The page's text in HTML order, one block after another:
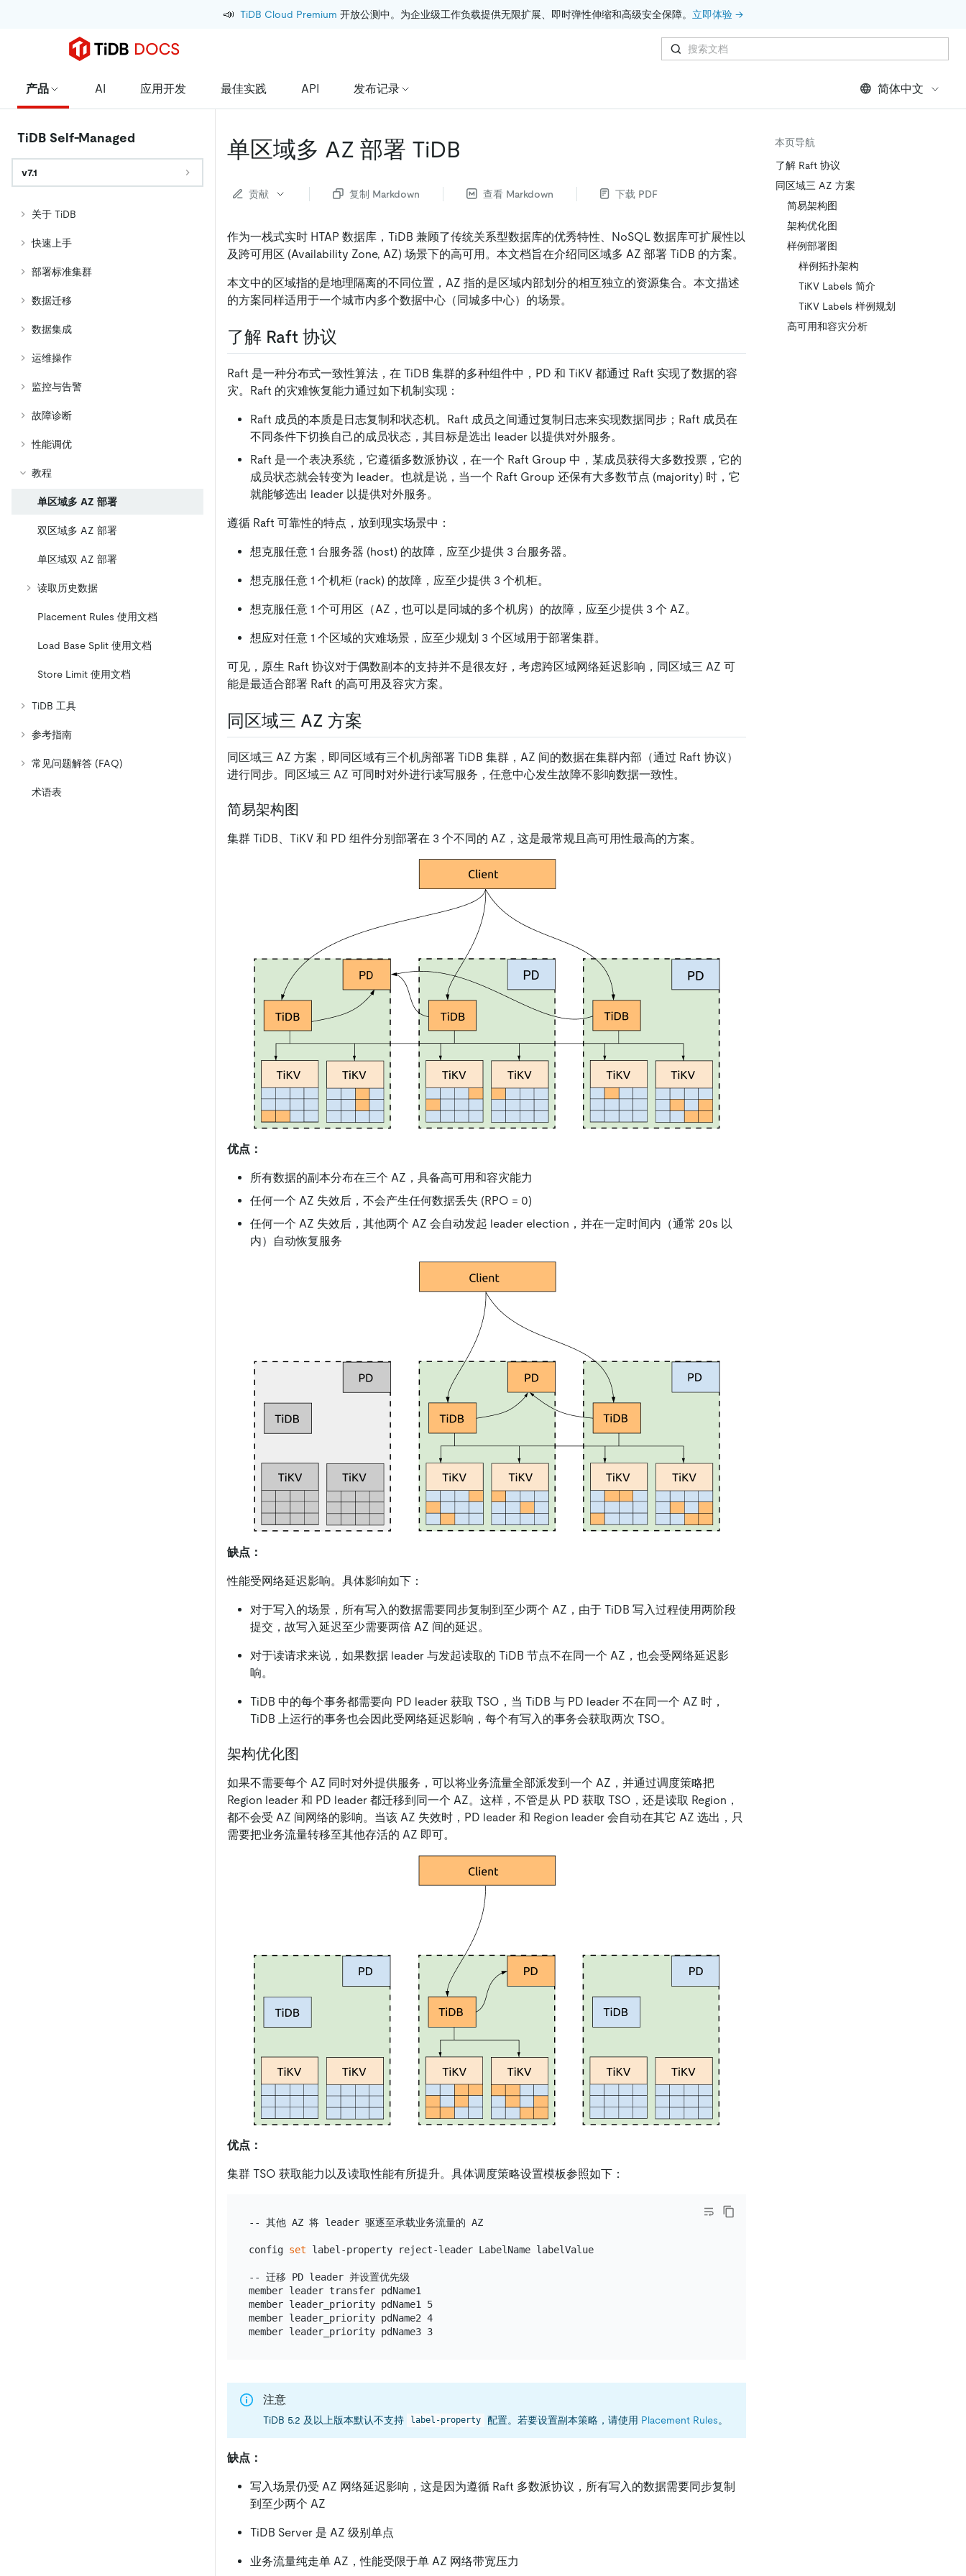
📣 TiDB Cloud Premium 开放公测中。为企业级工作负载提供无限扩展、即时弹性伸缩和高级安全保障。 立即体验 →
产品 AI 应用开发 最佳实践 API 发布记录 简体中文
TiDB Self-Managed
v7.1
关于 TiDB
快速上手
部署标准集群
数据迁移
数据集成
运维操作
监控与告警
故障诊断
性能调优
教程
单区域多 AZ 部署
双区域多 AZ 部署
单区域双 AZ 部署
读取历史数据
Placement Rules 使用文档
Load Base Split 使用文档
Store Limit 使用文档
TiDB 工具
参考指南
常见问题解答 (FAQ)
术语表
单区域多 AZ 部署 TiDB
贡献 复制 Markdown 查看 Markdown 下载 PDF
作为一栈式实时 HTAP 数据库，TiDB 兼顾了传统关系型数据库的优秀特性、NoSQL 数据库可扩展性以
及跨可用区 (Availability Zone, AZ) 场景下的高可用。本文档旨在介绍同区域多 AZ 部署 TiDB 的方案。
本文中的区域指的是地理隔离的不同位置，AZ 指的是区域内部划分的相互独立的资源集合。本文描述
的方案同样适用于一个城市内多个数据中心（同城多中心）的场景。
了解 Raft 协议
Raft 是一种分布式一致性算法，在 TiDB 集群的多种组件中，PD 和 TiKV 都通过 Raft 实现了数据的容
灾。Raft 的灾难恢复能力通过如下机制实现：
Raft 成员的本质是日志复制和状态机。Raft 成员之间通过复制日志来实现数据同步；Raft 成员在
不同条件下切换自己的成员状态，其目标是选出 leader 以提供对外服务。
Raft 是一个表决系统，它遵循多数派协议，在一个 Raft Group 中，某成员获得大多数投票，它的
成员状态就会转变为 leader。也就是说，当一个 Raft Group 还保有大多数节点 (majority) 时，它
就能够选出 leader 以提供对外服务。
遵循 Raft 可靠性的特点，放到现实场景中：
想克服任意 1 台服务器 (host) 的故障，应至少提供 3 台服务器。
想克服任意 1 个机柜 (rack) 的故障，应至少提供 3 个机柜。
想克服任意 1 个可用区（AZ，也可以是同城的多个机房）的故障，应至少提供 3 个 AZ。
想应对任意 1 个区域的灾难场景，应至少规划 3 个区域用于部署集群。
可见，原生 Raft 协议对于偶数副本的支持并不是很友好，考虑跨区域网络延迟影响，同区域三 AZ 可
能是最适合部署 Raft 的高可用及容灾方案。
同区域三 AZ 方案
同区域三 AZ 方案，即同区域有三个机房部署 TiDB 集群，AZ 间的数据在集群内部（通过 Raft 协议）
进行同步。同区域三 AZ 可同时对外进行读写服务，任意中心发生故障不影响数据一致性。
简易架构图
集群 TiDB、TiKV 和 PD 组件分别部署在 3 个不同的 AZ，这是最常规且高可用性最高的方案。
优点：
所有数据的副本分布在三个 AZ，具备高可用和容灾能力
任何一个 AZ 失效后，不会产生任何数据丢失 (RPO = 0)
任何一个 AZ 失效后，其他两个 AZ 会自动发起 leader election，并在一定时间内（通常 20s 以
内）自动恢复服务
缺点：
性能受网络延迟影响。具体影响如下：
对于写入的场景，所有写入的数据需要同步复制到至少两个 AZ，由于 TiDB 写入过程使用两阶段
提交，故写入延迟至少需要两倍 AZ 间的延迟。
对于读请求来说，如果数据 leader 与发起读取的 TiDB 节点不在同一个 AZ，也会受网络延迟影
响。
TiDB 中的每个事务都需要向 PD leader 获取 TSO，当 TiDB 与 PD leader 不在同一个 AZ 时，
TiDB 上运行的事务也会因此受网络延迟影响，每个有写入的事务会获取两次 TSO。
架构优化图
如果不需要每个 AZ 同时对外提供服务，可以将业务流量全部派发到一个 AZ，并通过调度策略把
Region leader 和 PD leader 都迁移到同一个 AZ。这样，不管是从 PD 获取 TSO，还是读取 Region，
都不会受 AZ 间网络的影响。当该 AZ 失效时，PD leader 和 Region leader 会自动在其它 AZ 选出，只
需要把业务流量转移至其他存活的 AZ 即可。
优点：
集群 TSO 获取能力以及读取性能有所提升。具体调度策略设置模板参照如下：
-- 其他 AZ 将 leader 驱逐至承载业务流量的 AZ
config set label-property reject-leader LabelName labelValue
-- 迁移 PD leader 并设置优先级
member leader transfer pdName1
member leader_priority pdName1 5
member leader_priority pdName2 4
member leader_priority pdName3 3
注意
TiDB 5.2 及以上版本默认不支持 label-property 配置。若要设置副本策略，请使用 Placement Rules。
缺点：
写入场景仍受 AZ 网络延迟影响，这是因为遵循 Raft 多数派协议，所有写入的数据需要同步复制
到至少两个 AZ
TiDB Server 是 AZ 级别单点
业务流量纯走单 AZ，性能受限于单 AZ 网络带宽压力
本页导航
了解 Raft 协议
同区域三 AZ 方案
简易架构图
架构优化图
样例部署图
样例拓扑架构
TiKV Labels 简介
TiKV Labels 样例规划
高可用和容灾分析